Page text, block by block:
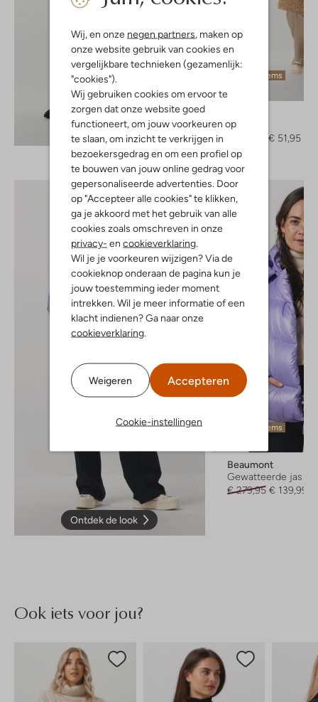
Wij, en onze negen partners, maken op
onze website gebruik van cookies en
vergelijkbare technieken (gezamenlijk:
"cookies").
Wij gebruiken cookies om ervoor te
zorgen dat onze website goed
functioneert, om jouw voorkeuren op
te slaan, om inzicht te verkrijgen in
bezoekersgedrag en om een profiel op
te bouwen van jouw online gedrag voor
gepersonaliseerde advertenties. Door
op "Accepteer alle cookies" te klikken,
ga je akkoord met het gebruik van alle
cookies zoals omschreven in onze
privacy- en cookieverklaring.
Wil je je voorkeuren wijzigen? Via de
cookieknop onderaan de pagina kun je
jouw toestemming ieder moment
intrekken. Wil je meer informatie of een
klacht indienen? Ga naar onze
cookieverklaring.
Weigeren Accepteren
Cookie-instellingen
Ontdek de look
Laatste items
Gilet
€ 51,95
Ontdek de look
Laatste items
Beaumont
Gewatteerde jas
€ 279,95 € 139,99
Ook iets voor jou?